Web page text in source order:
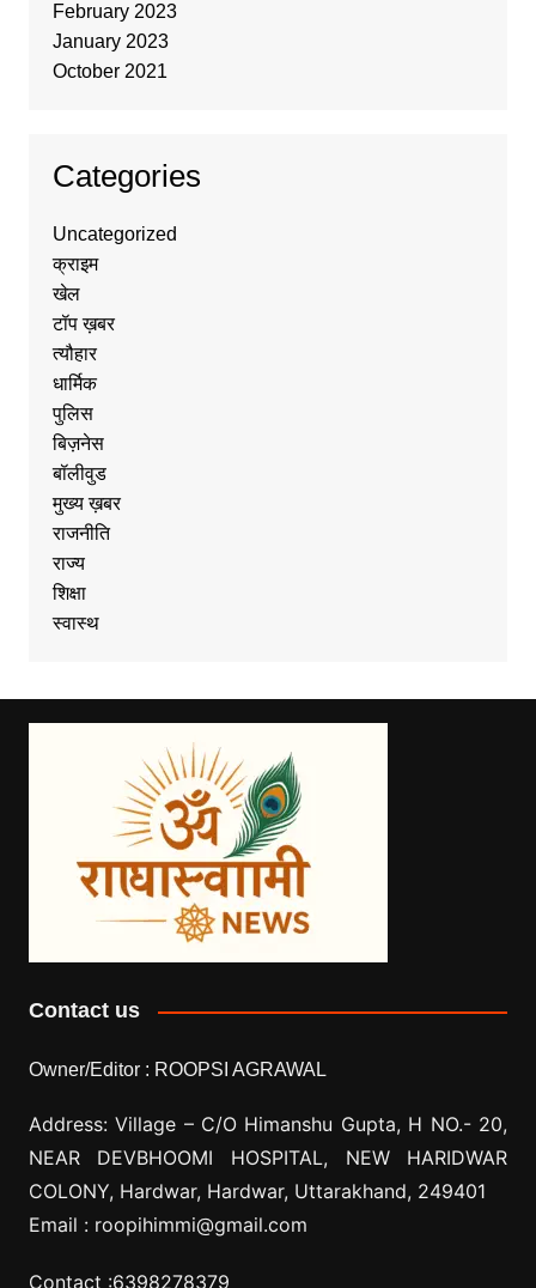
February 2023
January 2023
October 2021
Categories
Uncategorized
क्राइम
खेल
टॉप ख़बर
त्यौहार
धार्मिक
पुलिस
बिज़नेस
बॉलीवुड
मुख्य ख़बर
राजनीति
राज्य
शिक्षा
स्वास्थ
Contact us
Owner/Editor : ROOPSI AGRAWAL
Address: Village – C/O Himanshu Gupta, H NO.- 20,
NEAR DEVBHOOMI HOSPITAL, NEW HARIDWAR
COLONY, Hardwar, Hardwar, Uttarakhand, 249401
Email : roopihimmi@gmail.com
Contact :6398278379